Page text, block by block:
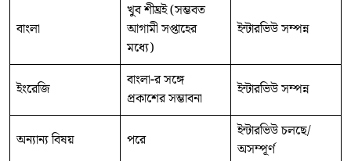
বাংলা
খুব শীঘ্রই (সম্ভবত
আগামী সপ্তাহের
মধ্যে)
ইন্টারভিউ সম্পন্ন
ইংরেজি
বাংলা-র সঙ্গে
প্রকাশের সম্ভাবনা
ইন্টারভিউ সম্পন্ন
অন্যান্য বিষয় পরে
ইন্টারভিউ চলছে/
অসম্পূর্ণ